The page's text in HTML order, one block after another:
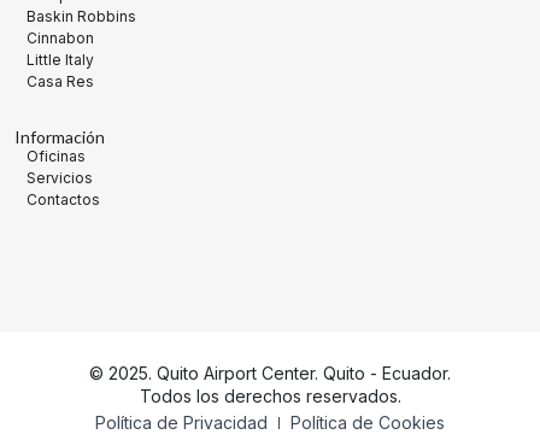
Baskin Robbins
Cinnabon
Little Italy
Casa Res
Información
Oficinas
Servicios
Contactos
© 2025. Quito Airport Center. Quito - Ecuador.
Todos los derechos reservados.
Política de Privacidad
Política de Cookies